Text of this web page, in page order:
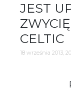
JEST
CELTIC
18 września 2013,